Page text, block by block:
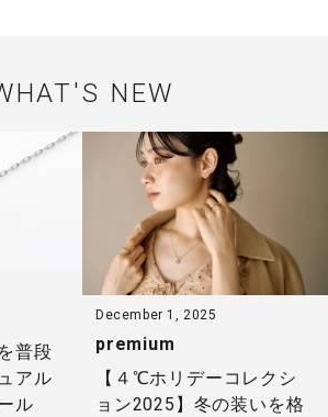
NEW
普段
アル
ル
December 1, 2025
premium
【４℃ホリデーコレクシ
ョン2025】冬の装いを格